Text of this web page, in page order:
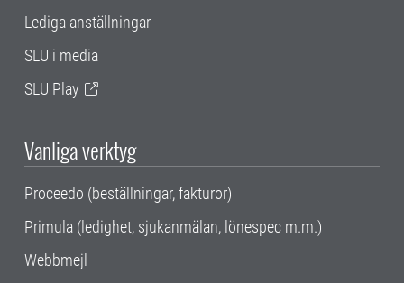
Lediga anställningar
SLU i media
SLU Play
Vanliga verktyg
Proceedo (beställningar, fakturor)
Primula (ledighet, sjukanmälan, lönespec m.m.)
Webbmejl